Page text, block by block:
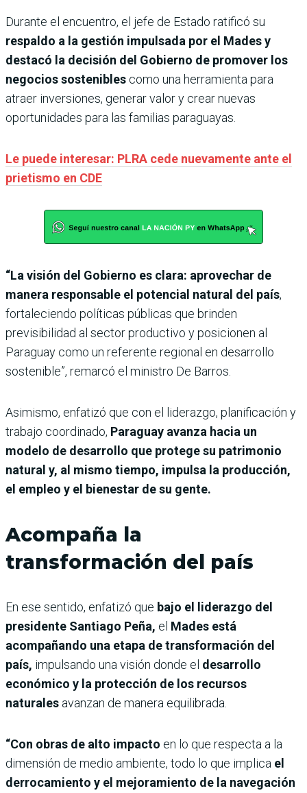
Durante el encuentro, el jefe de Estado ratificó su
respaldo a la gestión impulsada por el Mades y
destacó la decisión del Gobierno de promover los
negocios sostenibles como una herramienta para
atraer inversiones, generar valor y crear nuevas
oportunidades para las familias paraguayas.
Le puede interesar: PLRA cede nuevamente ante el
prietismo en CDE
“La visión del Gobierno es clara: aprovechar de
manera responsable el potencial natural del país,
fortaleciendo políticas públicas que brinden
previsibilidad al sector productivo y posicionen al
Paraguay como un referente regional en desarrollo
sostenible”, remarcó el ministro De Barros.
Asimismo, enfatizó que con el liderazgo, planificación y
trabajo coordinado, Paraguay avanza hacia un
modelo de desarrollo que protege su patrimonio
natural y, al mismo tiempo, impulsa la producción,
el empleo y el bienestar de su gente.
Acompaña la
transformación del país
En ese sentido, enfatizó que bajo el liderazgo del
presidente Santiago Peña, el Mades está
acompañando una etapa de transformación del
país, impulsando una visión donde el desarrollo
económico y la protección de los recursos
naturales avanzan de manera equilibrada.
“Con obras de alto impacto en lo que respecta a la
dimensión de medio ambiente, todo lo que implica el
derrocamiento y el mejoramiento de la navegación